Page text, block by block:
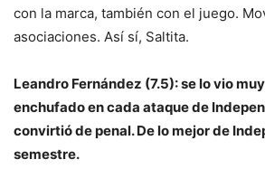
con la marca, también con el juego.
asociaciones. Así sí, Saltita.
Leandro Fernández (7.5): se lo vio
enchufado en cada ataque de
convirtió de penal. De lo mejor de
semestre.